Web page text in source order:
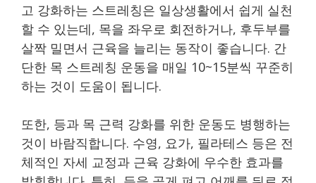
고 강화하는 스트레칭은 일상생활에서 쉽게 실천
할 수 있는데, 목을 좌우로 회전하거나, 후두부를
살짝 밀면서 근육을 늘리는 동작이 좋습니다. 간
단한 목 스트레칭 운동을 매일 10~15분씩 꾸준히
하는 것이 도움이 됩니다.
또한, 등과 목 근력 강화를 위한 운동도 병행하는
것이 바람직합니다. 수영, 요가, 필라테스 등은 전
체적인 자세 교정과 근육 강화에 우수한 효과를